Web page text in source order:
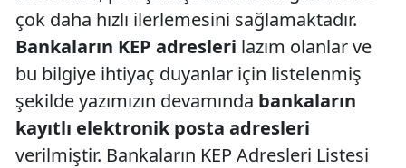
çok daha hızlı ilerlemesini sağlamaktadır.
Bankaların KEP adresleri lazım olanlar ve
bu bilgiye ihtiyaç duyanlar için listelenmiş
şekilde yazımızın devamında bankaların
kayıtlı elektronik posta adresleri
verilmiştir. Bankaların KEP Adresleri Listesi